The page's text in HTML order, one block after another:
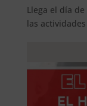
Llega el día
las